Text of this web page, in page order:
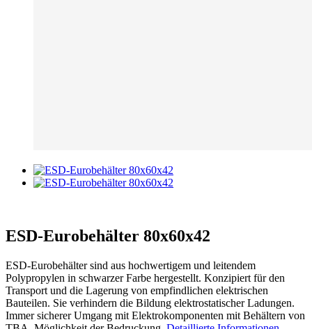
ESD-Eurobehälter 80x60x42
ESD-Eurobehälter sind aus hochwertigem und leitendem
Polypropylen in schwarzer Farbe hergestellt. Konzipiert für den
Transport und die Lagerung von empfindlichen elektrischen
Bauteilen. Sie verhindern die Bildung elektrostatischer Ladungen.
Immer sicherer Umgang mit Elektrokomponenten mit Behältern von